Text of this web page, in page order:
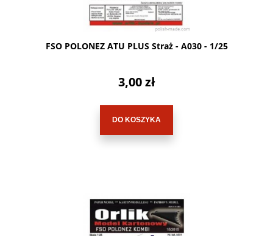
FSO POLONEZ ATU PLUS Straż - A030 - 1/25
3,00 zł
DO KOSZYKA